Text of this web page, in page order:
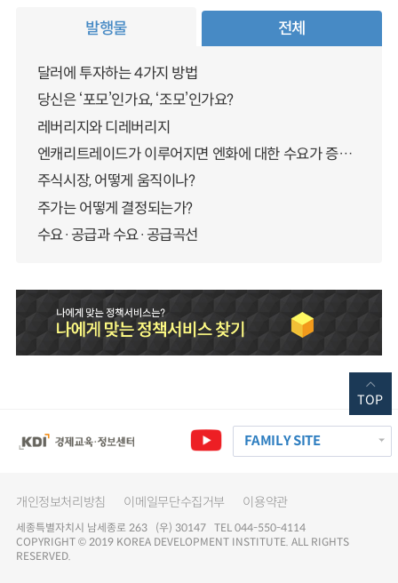
발행물 전체
달러에 투자하는 4가지 방법
당신은 ‘포모’인가요, ‘조모’인가요?
레버리지와 디레버리지
엔캐리트레이드가 이루어지면 엔화에 대한 수요가 증가하지 않나요?
주식시장, 어떻게 움직이나?
주가는 어떻게 결정되는가?
수요·공급과 수요·공급곡선
FAMILY SITE
개인정보처리방침 이메일무단수집거부 이용약관
세종특별자치시 남세종로 263 (우) 30147 TEL 044-550-4114
COPYRIGHT © 2019 KOREA DEVELOPMENT INSTITUTE. ALL RIGHTS
RESERVED.
TOP